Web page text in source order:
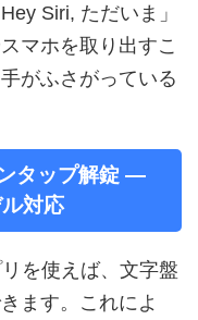
Siri, ただいま」
マホを取り出すこ
がふさがっている
タップ解錠 —
対応
を使えば、文字盤
ます。これによ